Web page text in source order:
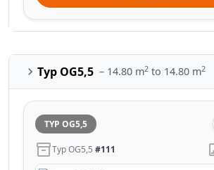
Typ OG5,5 – 14.80 m2 to 14.80 m2
TYP OG5,5
Typ OG5,5 #111